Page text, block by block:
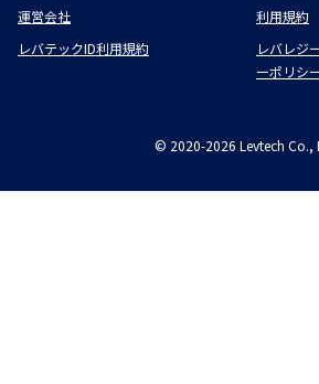
運営会社
利用規約
レバテックID利用規約
レバレジ
ーポリシ
© 2020-2026 Levtech Co.,